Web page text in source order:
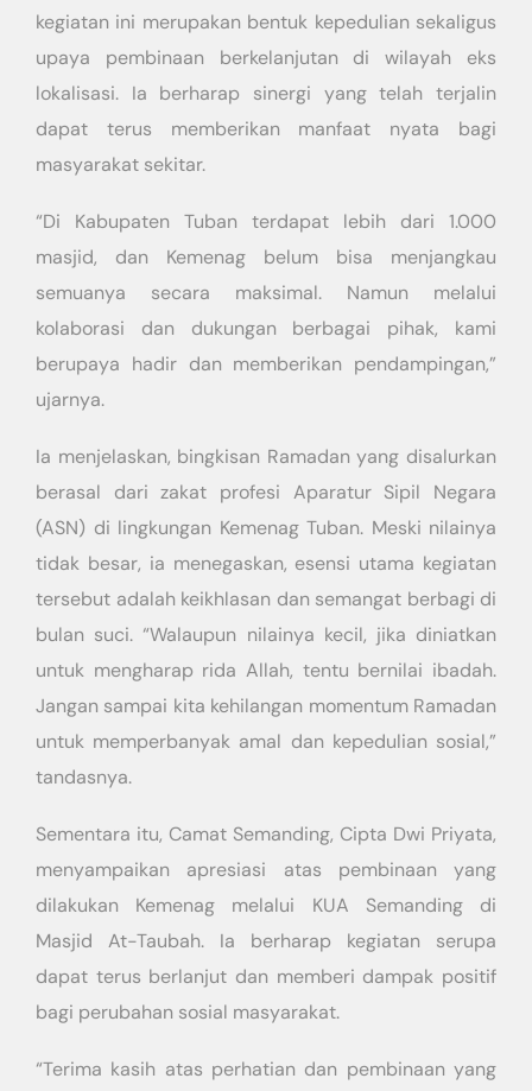
kegiatan ini merupakan bentuk kepedulian sekaligus
upaya pembinaan berkelanjutan di wilayah eks
lokalisasi. Ia berharap sinergi yang telah terjalin
dapat terus memberikan manfaat nyata bagi
masyarakat sekitar.
“Di Kabupaten Tuban terdapat lebih dari 1.000
masjid, dan Kemenag belum bisa menjangkau
semuanya secara maksimal. Namun melalui
kolaborasi dan dukungan berbagai pihak, kami
berupaya hadir dan memberikan pendampingan,”
ujarnya.
Ia menjelaskan, bingkisan Ramadan yang disalurkan
berasal dari zakat profesi Aparatur Sipil Negara
(ASN) di lingkungan Kemenag Tuban. Meski nilainya
tidak besar, ia menegaskan, esensi utama kegiatan
tersebut adalah keikhlasan dan semangat berbagi di
bulan suci. “Walaupun nilainya kecil, jika diniatkan
untuk mengharap rida Allah, tentu bernilai ibadah.
Jangan sampai kita kehilangan momentum Ramadan
untuk memperbanyak amal dan kepedulian sosial,”
tandasnya.
Sementara itu, Camat Semanding, Cipta Dwi Priyata,
menyampaikan apresiasi atas pembinaan yang
dilakukan Kemenag melalui KUA Semanding di
Masjid At-Taubah. Ia berharap kegiatan serupa
dapat terus berlanjut dan memberi dampak positif
bagi perubahan sosial masyarakat.
“Terima kasih atas perhatian dan pembinaan yang